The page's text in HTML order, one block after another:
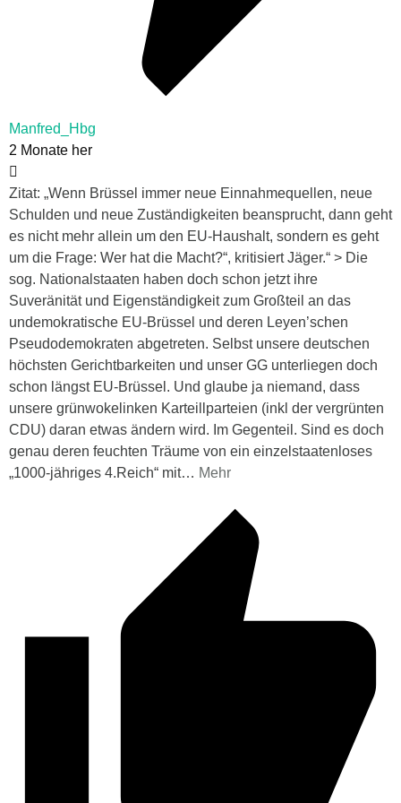
Manfred_Hbg
2 Monate her
Zitat: „Wenn Brüssel immer neue Einnahmequellen, neue
Schulden und neue Zuständigkeiten beansprucht, dann geht
es nicht mehr allein um den EU-Haushalt, sondern es geht
um die Frage: Wer hat die Macht?“, kritisiert Jäger.“ > Die
sog. Nationalstaaten haben doch schon jetzt ihre
Suveränität und Eigenständigkeit zum Großteil an das
undemokratische EU-Brüssel und deren Leyen’schen
Pseudodemokraten abgetreten. Selbst unsere deutschen
höchsten Gerichtbarkeiten und unser GG unterliegen doch
schon längst EU-Brüssel. Und glaube ja niemand, dass
unsere grünwokelinken Karteillparteien (inkl der vergrünten
CDU) daran etwas ändern wird. Im Gegenteil. Sind es doch
genau deren feuchten Träume von ein einzelstaatenloses
„1000-jähriges 4.Reich“ mit… Mehr